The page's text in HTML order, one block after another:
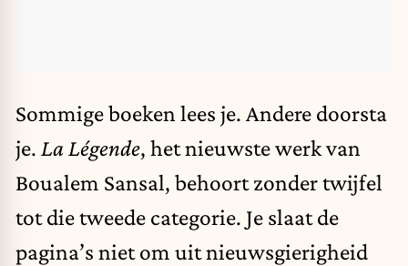
Sommige boeken lees je. Andere doorsta
je. La Légende, het nieuwste werk van
Boualem Sansal, behoort zonder twijfel
tot die tweede categorie. Je slaat de
pagina’s niet om uit nieuwsgierigheid